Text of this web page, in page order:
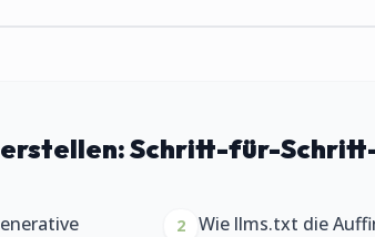
Schritt-für-
2
Wie llms.txt die